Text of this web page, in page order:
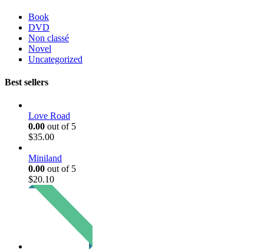
Book
DVD
Non classé
Novel
Uncategorized
Best sellers
Love Road
0.00 out of 5
$35.00
Miniland
0.00 out of 5
$20.10